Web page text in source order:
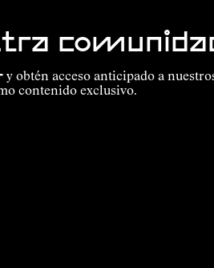
y obtén acceso anticipado a
contenido exclusivo.